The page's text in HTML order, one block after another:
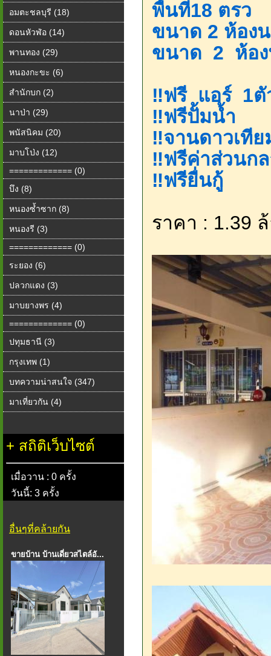
อมตะชลบุรี (18)
ดอนหัวฬ่อ (14)
พานทอง (29)
หนองกะขะ (6)
สำนักบก (2)
นาป่า (29)
พนัสนิคม (20)
มาบโป่ง (12)
============= (0)
บึง (8)
หนองซ้ำซาก (8)
หนองรี (3)
============= (0)
ระยอง (6)
ปลวกแดง (3)
มาบยางพร (4)
============= (0)
ปทุมธานี (3)
กรุงเทพ (1)
บทความน่าสนใจ (347)
มาเที่ยวกัน (4)
+ สถิติเว็บไซต์
เมื่อวาน : 0 ครั้ง
วันนี้: 3 ครั้ง
อื่นๆที่คล้ายกัน
ขายบ้าน บ้านเดี่ยวสไตล์อั...
พื้นที่​18​ ตรว​
ขนาด 2 ​ห้อง
ขนาด ​ 2​ ห้อ
‼️ฟรี​ แอร์​ 1ตั
‼️ฟรีปั้มน้ำ
‼️จานดาวเทีย
‼️ฟรีค่าส่วนกล
‼️ฟรียื่น​กู้​
ราคา : 1.39